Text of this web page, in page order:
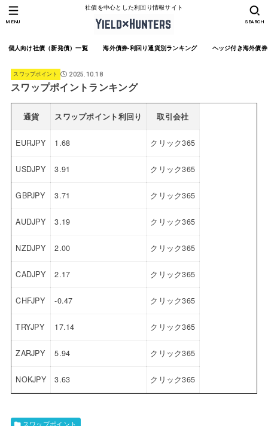
社債を中心とした利回り情報サイト
個人向け社債（新発債）一覧 海外債券-利回り通貨別ランキング ヘッジ付き海外債
SEARCH
MENU
スワップポイント 2025.10.18
スワップポイントランキング
通貨 スワップポイント利回り 取引会社
EURJPY 1.68 クリック365
USDJPY 3.91 クリック365
GBPJPY 3.71 クリック365
AUDJPY 3.19 クリック365
NZDJPY 2.00 クリック365
CADJPY 2.17 クリック365
CHFJPY -0.47 クリック365
TRYJPY 17.14 クリック365
ZARJPY 5.94 クリック365
NOKJPY 3.63 クリック365
スワップポイント